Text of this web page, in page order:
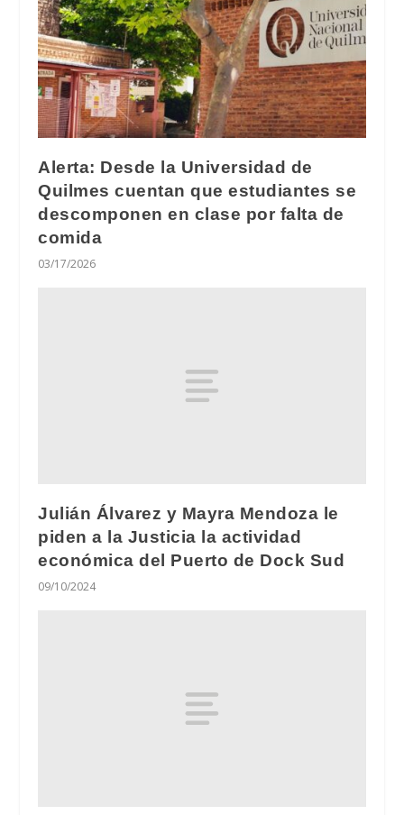
Alerta: Desde la Universidad de
Quilmes cuentan que estudiantes se
descomponen en clase por falta de
comida
03/17/2026
Julián Álvarez y Mayra Mendoza le
piden a la Justicia la actividad
económica del Puerto de Dock Sud
09/10/2024